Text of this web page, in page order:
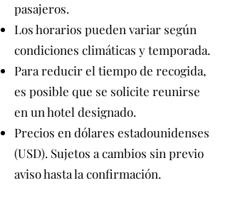
pasajeros.
Los horarios pueden variar según
condiciones climáticas y temporada.
Para reducir el tiempo de recogida,
es posible que se solicite reunirse
en un hotel designado.
Precios en dólares estadounidenses
(USD). Sujetos a cambios sin previo
aviso hasta la confirmación.